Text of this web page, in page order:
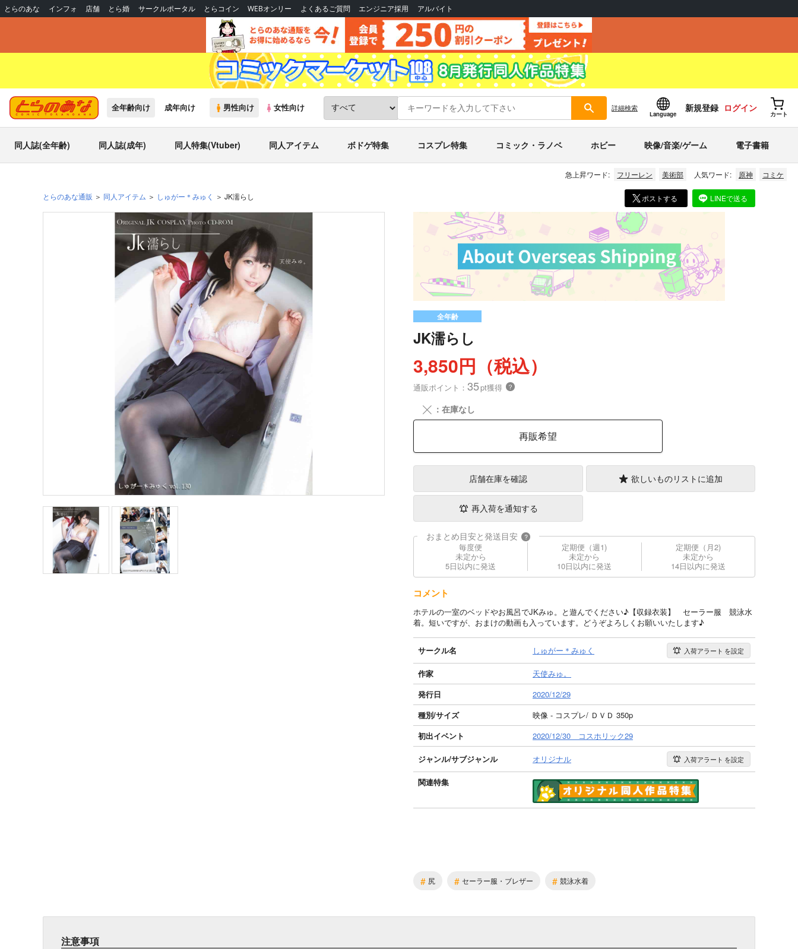
とらのあな インフォ 店舗 とら婚 サークルポータル とらコイン WEBオンリー よくあるご質問 エンジニア採用 アルバイト
全年齢向け 成年向け 男性向け 女性向け 詳細検索
Language
新規登録 ログイン
カート
同人誌(全年齢) 同人誌(成年) 同人特集(Vtuber) 同人アイテム ボドゲ特集 コスプレ特集 コミック・ラノベ ホビー 映像/音楽/ゲーム 電子書籍
急上昇ワード: フリーレン 美術部 人気ワード: 原神 コミケ
とらのあな通販 同人アイテム しゅがー＊みゅく JK濡らし ポストする LINEで送る
全年齢
JK濡らし
3,850円（税込）
通販ポイント： 35pt獲得 ？
╳ ：在庫なし
再販希望
店舗在庫を確認 欲しいものリストに追加
再入荷を通知する
おまとめ目安と発送目安 ?
毎度便
未定から
5日以内に発送
定期便（週1)
未定から
10日以内に発送
定期便（月2)
未定から
14日以内に発送
コメント
ホテルの一室のベッドやお風呂でJKみゅ。と遊んでください♪【収録衣装】 セーラー服 競泳水
着。短いですが、おまけの動画も入っています。どうぞよろしくお願いいたします♪
サークル名 しゅがー＊みゅく 入荷アラート を設定
作家
天使みゅ。
発行日
2020/12/29
種別/サイズ
映像 - コスプレ/ ＤＶＤ 350p
初出イベント
2020/12/30 コスホリック29
ジャンル/サブジャンル オリジナル 入荷アラート を設定
関連特集
# 尻 # セーラー服・ブレザー # 競泳水着
注意事項